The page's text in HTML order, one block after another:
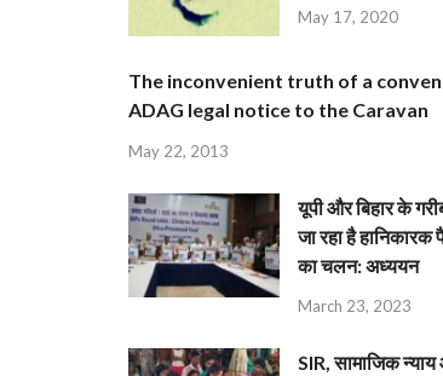
May 17, 2020
The inconvenient truth of a
ADAG legal notice to the Caravan
May 22, 2013
यूपी और बिहार के
जा रहा है
का चलन: अध्ययन
March 23, 2023
SIR, सामाजिक